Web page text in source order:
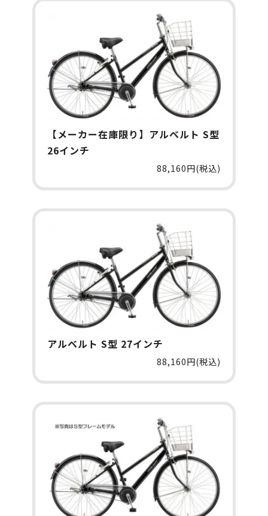
【メーカー在庫限り】アルベルト S型
26インチ
88,160円(税込)
アルベルト S型 27インチ
88,160円(税込)